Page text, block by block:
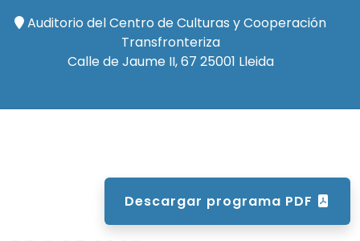
Auditorio del Centro de Culturas y Cooperación
Transfronteriza
Calle de Jaume II, 67 25001 Lleida
Descargar programa PDF